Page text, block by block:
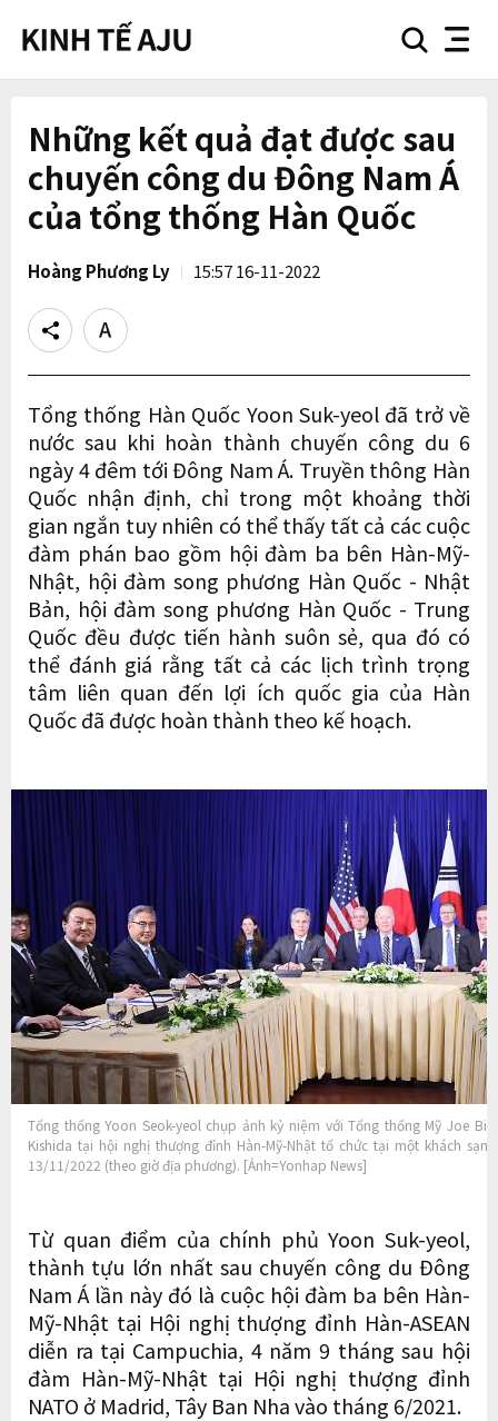
searchnav
Những kết quả đạt được sau
chuyến công du Đông Nam Á
của tổng thống Hàn Quốc
Hoàng Phương Ly 15:57 16-11-2022
Share
Text
size
Tổng thống Hàn Quốc Yoon Suk-yeol đã trở về
nước sau khi hoàn thành chuyến công du 6
ngày 4 đêm tới Đông Nam Á. Truyền thông Hàn
Quốc nhận định, chỉ trong một khoảng thời
gian ngắn tuy nhiên có thể thấy tất cả các cuộc
đàm phán bao gồm hội đàm ba bên Hàn-Mỹ-
Nhật, hội đàm song phương Hàn Quốc - Nhật
Bản, hội đàm song phương Hàn Quốc - Trung
Quốc đều được tiến hành suôn sẻ, qua đó có
thể đánh giá rằng tất cả các lịch trình trọng
tâm liên quan đến lợi ích quốc gia của Hàn
Quốc đã được hoàn thành theo kế hoạch.
Tổng thống Yoon Seok-yeol chụp ảnh kỷ niệm với Tổng thống Mỹ Joe
Kishida tại hội nghị thượng đỉnh Hàn-Mỹ-Nhật tổ chức tại một khách sạn
13/11/2022 (theo giờ địa phương). [Ảnh=Yonhap News]
Từ quan điểm của chính phủ Yoon Suk-yeol,
thành tựu lớn nhất sau chuyến công du Đông
Nam Á lần này đó là cuộc hội đàm ba bên Hàn-
Mỹ-Nhật tại Hội nghị thượng đỉnh Hàn-ASEAN
diễn ra tại Campuchia, 4 năm 9 tháng sau hội
đàm Hàn-Mỹ-Nhật tại Hội nghị thượng đỉnh
NATO ở Madrid, Tây Ban Nha vào tháng 6/2021.